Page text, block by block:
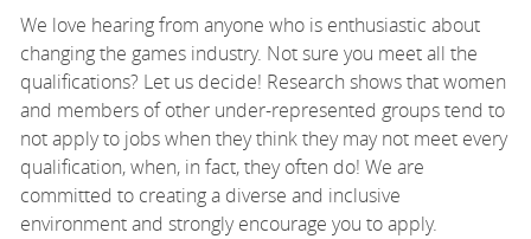
We love hearing from anyone who is enthusiastic about
changing the games industry. Not sure you meet all the
qualifications? Let us decide! Research shows that women
and members of other under-represented groups tend to
not apply to jobs when they think they may not meet every
qualification, when, in fact, they often do! We are
committed to creating a diverse and inclusive
environment and strongly encourage you to apply.